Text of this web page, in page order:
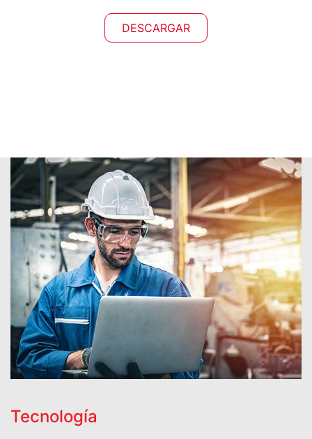
DESCARGAR
Tecnología